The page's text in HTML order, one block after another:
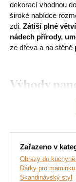
dekorací vhodnou
široké nabídce
zdi. Zátiší plné
nádech přírody,
ze dřeva a na stěně
Výhody
Oblíbený
Jednoduchá
Dřevěný 3
Na výběr 3
Zařazeno v
Obrazy do
Dárky pro maminku
Skandinávský styl